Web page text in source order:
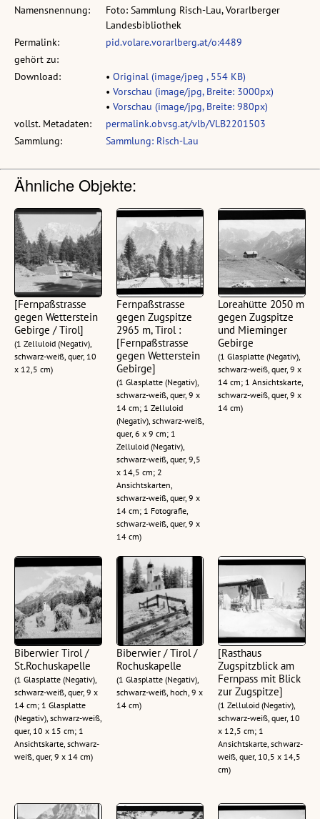
Namensnennung:
Foto: Sammlung Risch-Lau, Vorarlberger
Landesbibliothek
Permalink:
pid.volare.vorarlberg.at/o:4489
gehört zu:
Download:
• Original (image/jpeg , 554 KB)
• Vorschau (image/jpg, Breite: 3000px)
• Vorschau (image/jpg, Breite: 980px)
vollst. Metadaten:
permalink.obvsg.at/vlb/VLB2201503
Sammlung:
Sammlung: Risch-Lau
Ähnliche Objekte:
[Fernpaßstrasse
gegen Wetterstein
Gebirge / Tirol]
(1 Zelluloid (Negativ),
schwarz-weiß, quer, 10
x 12,5 cm)
Fernpaßstrasse
gegen Zugspitze
2965 m, Tirol :
[Fernpaßstrasse
gegen Wetterstein
Gebirge]
(1 Glasplatte (Negativ),
schwarz-weiß, quer, 9 x
14 cm; 1 Zelluloid
(Negativ), schwarz-weiß,
quer, 6 x 9 cm; 1
Zelluloid (Negativ),
schwarz-weiß, quer, 9,5
x 14,5 cm; 2
Ansichtskarten,
schwarz-weiß, quer, 9 x
14 cm; 1 Fotografie,
schwarz-weiß, quer, 9 x
14 cm)
Loreahütte 2050 m
gegen Zugspitze
und Mieminger
Gebirge
(1 Glasplatte (Negativ),
schwarz-weiß, quer, 9 x
14 cm; 1 Ansichtskarte,
schwarz-weiß, quer, 9 x
14 cm)
Biberwier Tirol /
St.Rochuskapelle
(1 Glasplatte (Negativ),
schwarz-weiß, quer, 9 x
14 cm; 1 Glasplatte
(Negativ), schwarz-weiß,
quer, 10 x 15 cm; 1
Ansichtskarte, schwarz-
weiß, quer, 9 x 14 cm)
Biberwier / Tirol /
Rochuskapelle
(1 Glasplatte (Negativ),
schwarz-weiß, hoch, 9 x
14 cm)
[Rasthaus
Zugspitzblick am
Fernpass mit Blick
zur Zugspitze]
(1 Zelluloid (Negativ),
schwarz-weiß, quer, 10
x 12,5 cm; 1
Ansichtskarte, schwarz-
weiß, quer, 10,5 x 14,5
cm)